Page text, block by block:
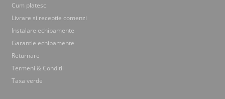
Cum platesc
Livrare si receptie comenzi
Instalare echipamente
Garantie echipamente
Returnare
Termeni & Conditii
Taxa verde